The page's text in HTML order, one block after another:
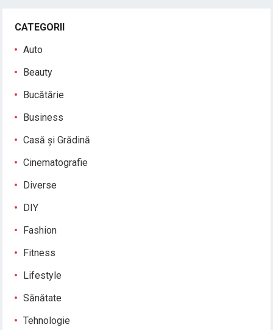
CATEGORII
Auto
Beauty
Bucătărie
Business
Casă și Grădină
Cinematografie
Diverse
DIY
Fashion
Fitness
Lifestyle
Sănătate
Tehnologie